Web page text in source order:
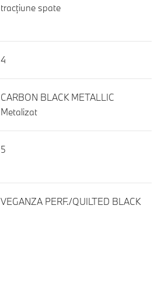
tracţiune spate
4
CARBON BLACK METALLIC
Metalizat
5
VEGANZA PERF./QUILTED BLACK